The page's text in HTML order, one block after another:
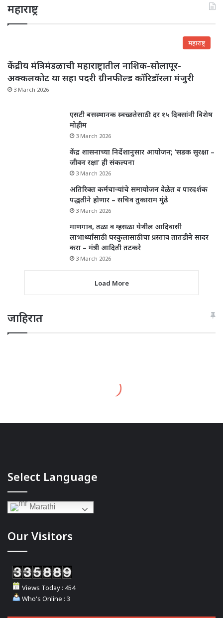
महाराष्ट्र
महाराष्ट्र
केंद्रीय मंत्रिमंडळाची महाराष्ट्रातील नाशिक-सोलापूर-
अक्कलकोट या सहा पदरी ग्रीनफील्ड कॉरिडॉरला मंजुरी
3 March 2026
एसटी बसस्थानक स्वच्छतेसाठी दर १५ दिवसांनी विशेष
मोहीम
3 March 2026
केंद्र शासनाच्या निर्देशानुसार आयोजन; ‘सडक सुरक्षा –
जीवन रक्षा’ ही संकल्पना
3 March 2026
अतिरिक्त कर्मचाऱ्यांचे समायोजन वेळेत व पारदर्शक
पद्धतीने होणार – सचिव तुकाराम मुंढे
3 March 2026
माणगाव, तळा व म्हसळा येथील आदिवासी
लाभार्थ्यांसाठी घरकुलासाठीचा प्रस्ताव तातडीने सादर
करा – मंत्री आदिती तटकरे
3 March 2026
Load More
जाहिरात
Select Language
Marathi
Our Visitors
Views Today : 454
Who's Online : 3